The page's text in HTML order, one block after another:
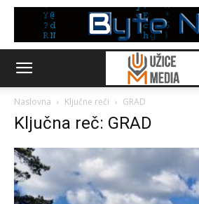
Naslovna Ključne reči GRAD
Ključna reč: GRAD